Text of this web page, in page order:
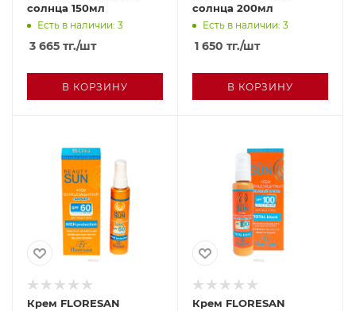
солнца 150мл
Есть в наличии: 3
3 665 тг./шт
В КОРЗИНУ
солнца 200мл
Есть в наличии: 3
1 650 тг./шт
В КОРЗИНУ
Крем FLORESAN
Крем FLORESAN